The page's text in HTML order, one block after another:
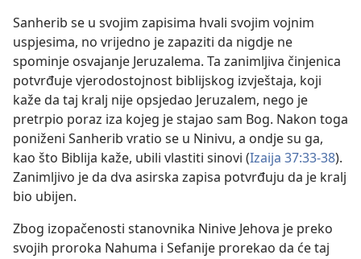
Sanherib se u svojim zapisima hvali svojim vojnim
uspjesima, no vrijedno je zapaziti da nigdje ne
spominje osvajanje Jeruzalema. Ta zanimljiva činjenica
potvrđuje vjerodostojnost biblijskog izvještaja, koji
kaže da taj kralj nije opsjedao Jeruzalem, nego je
pretrpio poraz iza kojeg je stajao sam Bog. Nakon toga
poniženi Sanherib vratio se u Ninivu, a ondje su ga,
kao što Biblija kaže, ubili vlastiti sinovi (Izaija 37:33-38).
Zanimljivo je da dva asirska zapisa potvrđuju da je kralj
bio ubijen.
Zbog izopačenosti stanovnika Ninive Jehova je preko
svojih proroka Nahuma i Sefanije prorekao da će taj